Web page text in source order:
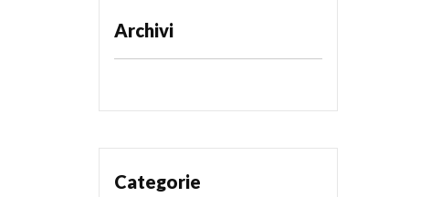
Archivi
Categorie